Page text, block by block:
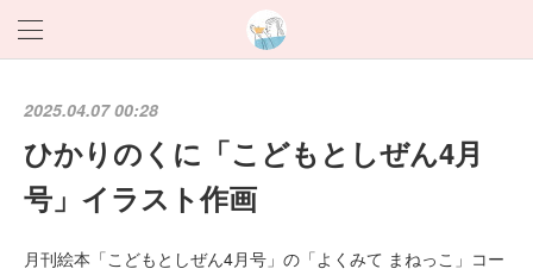
2025.04.07 00:28
ひかりのくに「こどもとしぜん4月
号」イラスト作画
月刊絵本「こどもとしぜん4月号」の「よくみて まねっこ」コー